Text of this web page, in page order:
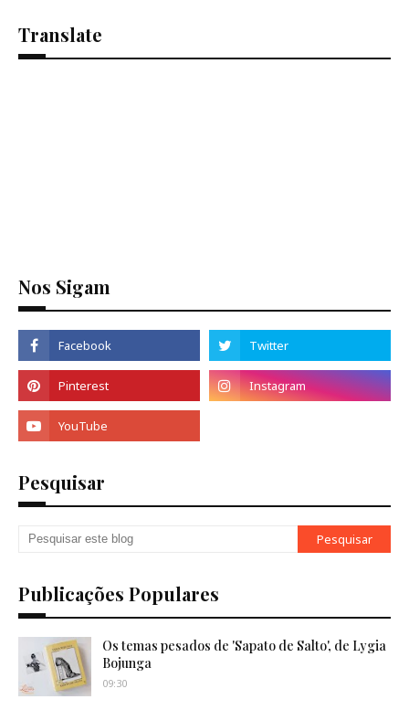
Translate
Nos Sigam
Pesquisar
Publicações Populares
Os temas pesados de 'Sapato de Salto', de Lygia
Bojunga
09:30